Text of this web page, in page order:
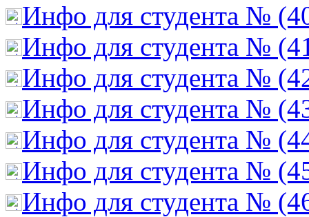
Инфо для студента №
Инфо для студента №
Инфо для студента №
Инфо для студента №
Инфо для студента №
Инфо для студента №
Инфо для студента №